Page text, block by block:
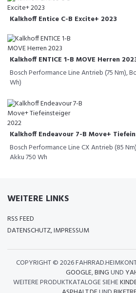
Kalkhoff Entice C-B Excite+ 2023
Kalkhoff ENTICE 1-B MOVE Herren
Bosch Performance Line Antrieb (75 Nm),
Wh)
Kalkhoff Endeavour 7-B Move+
Bosch Performance Line CX Antrieb (85
Akku 750 Wh
WEITERE LINKS
RSS FEED
DATENSCHUTZ, IMPRESSUM
COPYRIGHT ©2026
GOOGLE,BINGUND
WEITERE PRODUKTKATALOGE SIEHE